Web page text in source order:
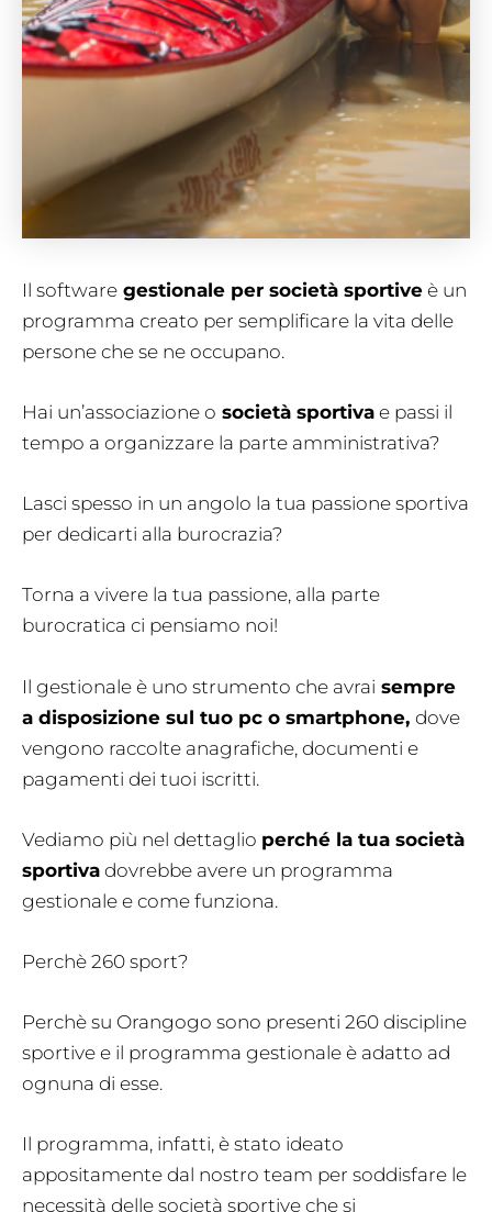
Il software gestionale per società sportive è un
programma creato per semplificare la vita delle
persone che se ne occupano.
Hai un’associazione o società sportiva e passi il
tempo a organizzare la parte amministrativa?
Lasci spesso in un angolo la tua passione sportiva
per dedicarti alla burocrazia?
Torna a vivere la tua passione, alla parte
burocratica ci pensiamo noi!
Il gestionale è uno strumento che avrai sempre
a disposizione sul tuo pc o smartphone, dove
vengono raccolte anagrafiche, documenti e
pagamenti dei tuoi iscritti.
Vediamo più nel dettaglio perché la tua società
sportiva dovrebbe avere un programma
gestionale e come funziona.
Perchè 260 sport?
Perchè su Orangogo sono presenti 260 discipline
sportive e il programma gestionale è adatto ad
ognuna di esse.
Il programma, infatti, è stato ideato
appositamente dal nostro team per soddisfare le
necessità delle società sportive che si